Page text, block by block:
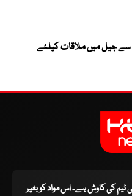
سے جیل میں ملاقات کیلئے
ٹیم کی کاوش ہے۔ اس مواد کو بغیر